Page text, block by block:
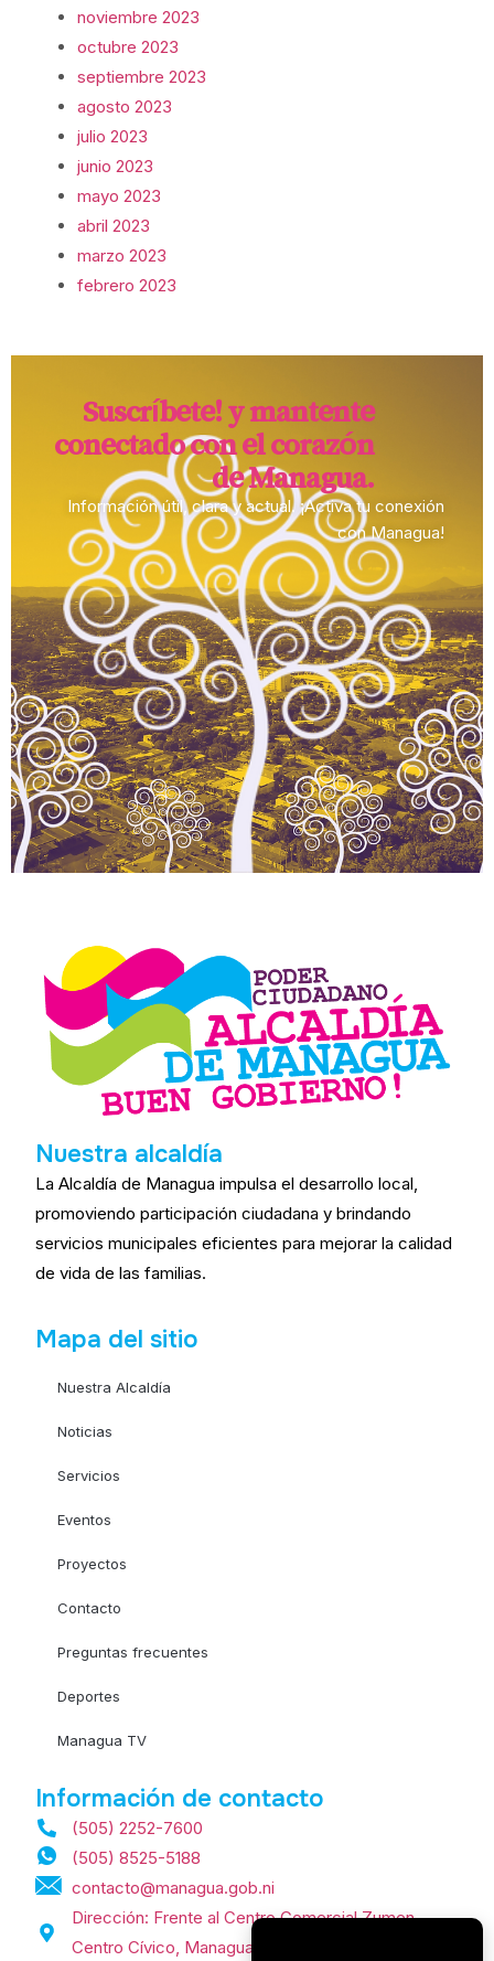
noviembre 2023
octubre 2023
septiembre 2023
agosto 2023
julio 2023
junio 2023
mayo 2023
abril 2023
marzo 2023
febrero 2023
Suscríbete! y mantente
conectado con el corazón
de Managua.​
Información útil, clara y actual. ¡Activa tu conexión
con Managua!
Nuestra alcaldía
La Alcaldía de Managua impulsa el desarrollo local,
promoviendo participación ciudadana y brindando
servicios municipales eficientes para mejorar la calidad
de vida de las familias.
Mapa del sitio
Nuestra Alcaldía
Noticias
Servicios
Eventos
Proyectos
Contacto
Preguntas frecuentes
Deportes
Managua TV
Información de contacto
(505) 2252-7600
(505) 8525-5188
contacto@managua.gob.ni
Dirección: Frente al Centro Comercial Zumen,
Centro Cívico, Managua, Nicaragua.